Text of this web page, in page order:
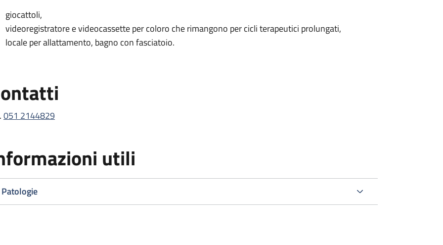
giocattoli,
videoregistratore e videocassette per coloro che rimangono per cicli terapeutici prolungati,
locale per allattamento, bagno con fasciatoio.
051 2144829
utili
Patologie